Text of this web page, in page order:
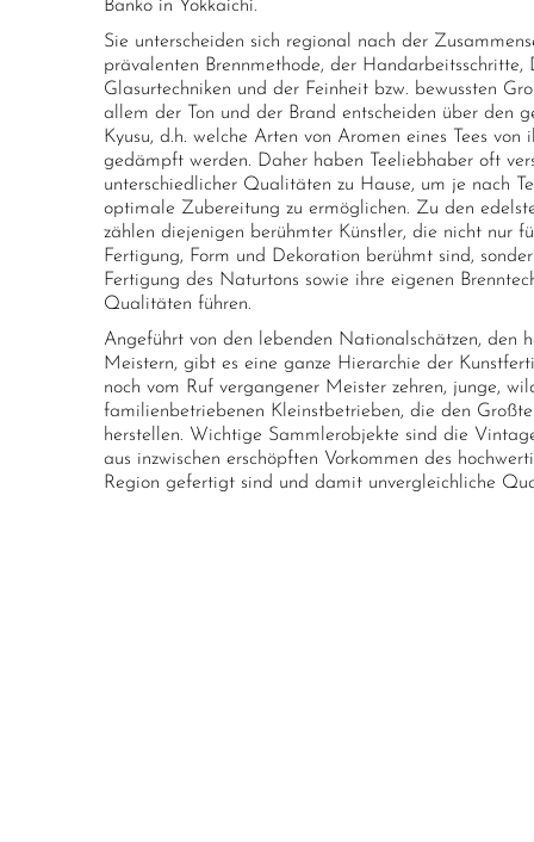
Banko in Yokkaichi.
Sie unterscheiden sich regional nach der
prävalenten Brennmethode, der Handarbeitsschritte,
Glasurtechniken und der Feinheit bzw. bewussten
allem der Ton und der Brand entscheiden über den
Kyusu, d.h. welche Arten von Aromen eines Tees von
gedämpft werden. Daher haben Teeliebhaber oft
unterschiedlicher Qualitäten zu Hause, um je nach
optimale Zubereitung zu ermöglichen. Zu den
zählen diejenigen berühmter Künstler, die nicht nur
Fertigung, Form und Dekoration berühmt sind,
Fertigung des Naturtons sowie ihre eigenen
Qualitäten führen.
Angeführt von den lebenden Nationalschätzen, den
Meistern, gibt es eine ganze Hierarchie der
noch vom Ruf vergangener Meister zehren, junge,
familienbetriebenen Kleinstbetrieben, die den
herstellen. Wichtige Sammlerobjekte sind die
aus inzwischen erschöpften Vorkommen des
Region gefertigt sind und damit unvergleichliche